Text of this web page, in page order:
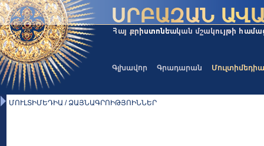
Գլխավոր Գրադարան Մուլտիմեդիա
ՄՈՒԼՏԻՄԵԴԻԱ / ՁԱՅՆԱԳՐՈԻԹՅՈԻՆՆԵՐ